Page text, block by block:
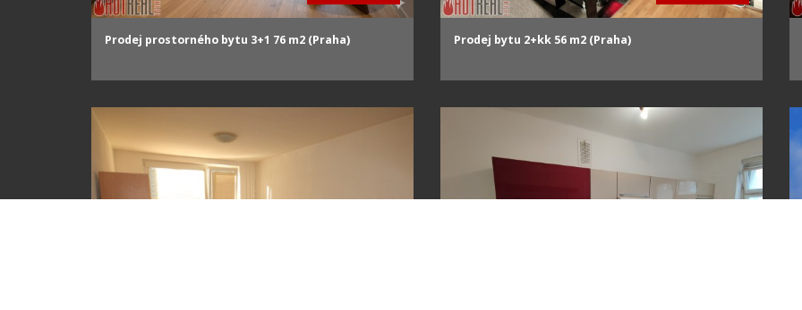
Prodej prostorného bytu 3+1 76 m2 (Praha) Prodej bytu 2+kk 56 m2 (Praha)